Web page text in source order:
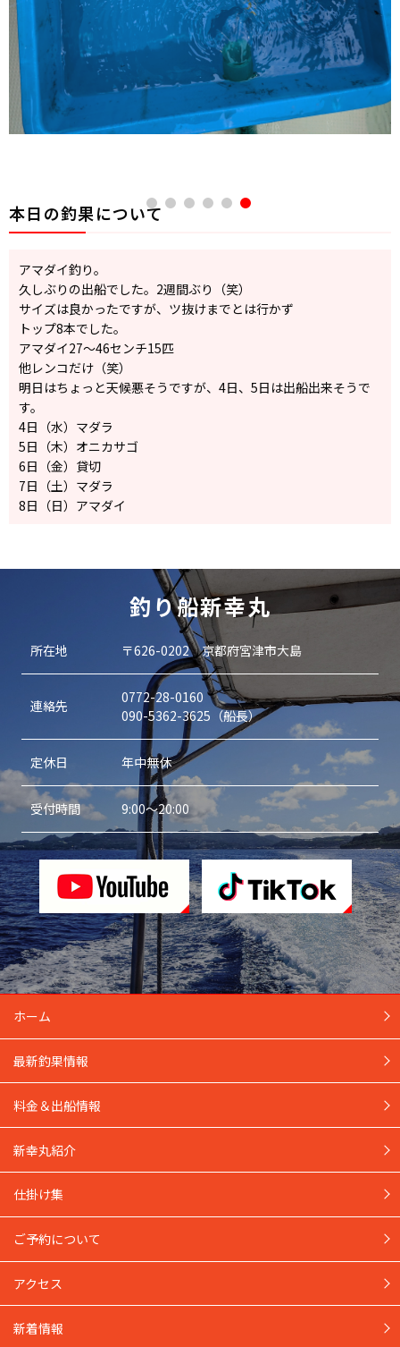
本日の釣果について
アマダイ釣り。
久しぶりの出船でした。2週間ぶり（笑）
サイズは良かったですが、ツ抜けまでとは行かず
トップ8本でした。
アマダイ27〜46センチ15匹
他レンコだけ（笑）
明日はちょっと天候悪そうですが、4日、5日は出船出来そうで
す。
4日（水）マダラ
5日（木）オニカサゴ
6日（金）貸切
7日（土）マダラ
8日（日）アマダイ
釣り船新幸丸
所在地 〒626-0202 京都府宮津市大島
連絡先
0772-28-0160
090-5362-3625（船長）
定休日 年中無休
受付時間 9:00～20:00
ホーム
最新釣果情報
料金＆出船情報
新幸丸紹介
仕掛け集
ご予約について
アクセス
新着情報